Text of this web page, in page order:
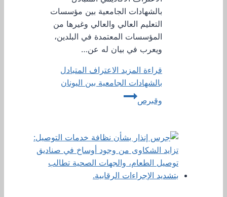
بالشهادات الجامعية بين مؤسسات
التعليم العالي والعالي وغيرها من
المؤسسات المعتمدة في البلدين،
ويعرب في بيان له عن…
قراءة المزيد الاعتراف المتبادل
بالشهادات الجامعية بين اليونان
وقبرص